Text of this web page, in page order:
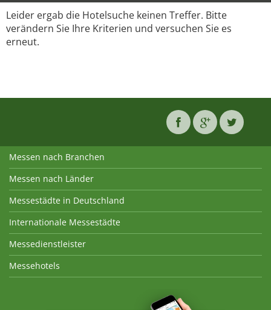
Leider ergab die Hotelsuche keinen Treffer. Bitte
verändern Sie Ihre Kriterien und versuchen Sie es
erneut.
Messen nach Branchen
Messen nach Länder
Messestädte in Deutschland
Internationale Messestädte
Messedienstleister
Messehotels